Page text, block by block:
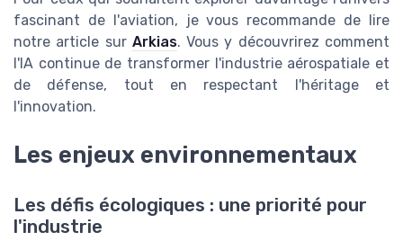
fascinant de l'aviation, je vous recommande de lire
notre article sur Arkias. Vous y découvrirez comment
l'IA continue de transformer l'industrie aérospatiale et
de défense, tout en respectant l'héritage et
l'innovation.
Les enjeux environnementaux
Les défis écologiques : une priorité pour
l'industrie